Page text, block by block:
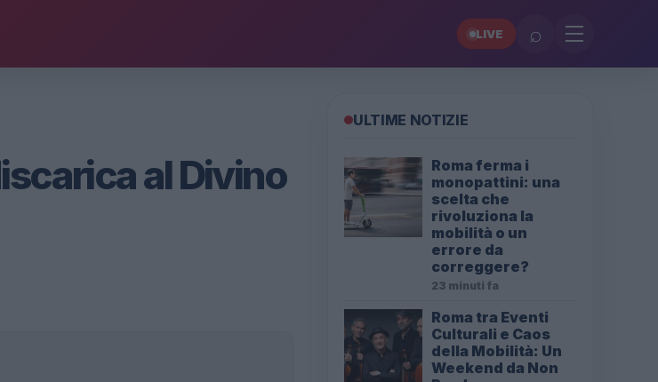
LIVE ⌕
al Divino
ULTIME NOTIZIE
Roma ferma i
monopattini: una
scelta che
rivoluziona la
mobilità o un
errore da
correggere?
23 minuti fa
Roma tra Eventi
Culturali e Caos
della Mobilità: Un
Weekend da Non